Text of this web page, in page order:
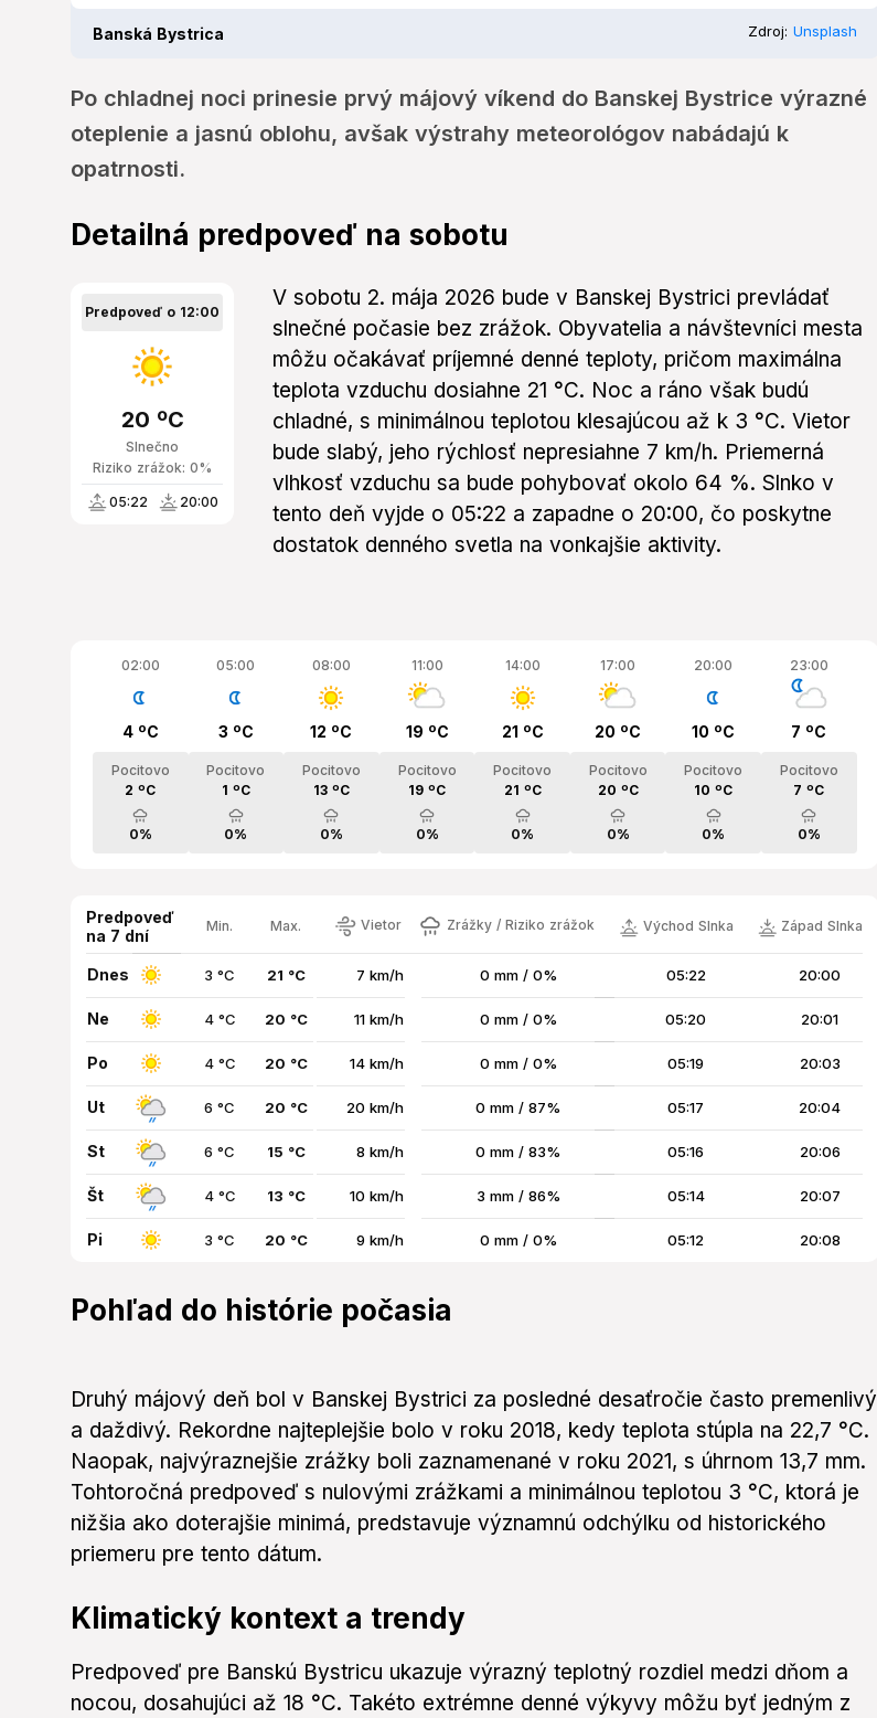
Banská Bystrica Zdroj: Unsplash
Po chladnej noci prinesie prvý májový víkend do Banskej Bystrice výrazné
oteplenie a jasnú oblohu, avšak výstrahy meteorológov nabádajú k
opatrnosti.
Detailná predpoveď na sobotu
Predpoveď o 12:00
Slnečno
20 ºC
Riziko zrážok: 0%
05:22 20:00
V sobotu 2. mája 2026 bude v Banskej Bystrici prevládať
slnečné počasie bez zrážok. Obyvatelia a návštevníci mesta
môžu očakávať príjemné denné teploty, pričom maximálna
teplota vzduchu dosiahne 21 °C. Noc a ráno však budú
chladné, s minimálnou teplotou klesajúcou až k 3 °C. Vietor
bude slabý, jeho rýchlosť nepresiahne 7 km/h. Priemerná
vlhkosť vzduchu sa bude pohybovať okolo 64 %. Slnko v
tento deň vyjde o 05:22 a zapadne o 20:00, čo poskytne
dostatok denného svetla na vonkajšie aktivity.
02:00
4 ºC
Pocitovo
2 ºC
0%
05:00
3 ºC
Pocitovo
1 ºC
0%
08:00
12 ºC
Pocitovo
13 ºC
0%
11:00
19 ºC
Pocitovo
19 ºC
0%
14:00
21 ºC
Pocitovo
21 ºC
0%
17:00
20 ºC
Pocitovo
20 ºC
0%
20:00
10 ºC
Pocitovo
10 ºC
0%
23:00
7 ºC
Pocitovo
7 ºC
0%
Predpoveď
na 7 dní
Min. Max. Vietor Zrážky / Riziko zrážok Východ Slnka Západ Slnka
Dnes 3 °C 21 °C 7 km/h 0 mm / 0% 05:22 20:00
Ne 4 °C 20 °C 11 km/h 0 mm / 0% 05:20 20:01
Po 4 °C 20 °C 14 km/h 0 mm / 0% 05:19 20:03
Ut 6 °C 20 °C 20 km/h 0 mm / 87% 05:17 20:04
St 6 °C 15 °C 8 km/h 0 mm / 83% 05:16 20:06
Št 4 °C 13 °C 10 km/h 3 mm / 86% 05:14 20:07
Pi 3 °C 20 °C 9 km/h 0 mm / 0% 05:12 20:08
Pohľad do histórie počasia
Druhý májový deň bol v Banskej Bystrici za posledné desaťročie často premenlivý
a daždivý. Rekordne najteplejšie bolo v roku 2018, kedy teplota stúpla na 22,7 °C.
Naopak, najvýraznejšie zrážky boli zaznamenané v roku 2021, s úhrnom 13,7 mm.
Tohtoročná predpoveď s nulovými zrážkami a minimálnou teplotou 3 °C, ktorá je
nižšia ako doterajšie minimá, predstavuje významnú odchýlku od historického
priemeru pre tento dátum.
Klimatický kontext a trendy
Predpoveď pre Banskú Bystricu ukazuje výrazný teplotný rozdiel medzi dňom a
nocou, dosahujúci až 18 °C. Takéto extrémne denné výkyvy môžu byť jedným z